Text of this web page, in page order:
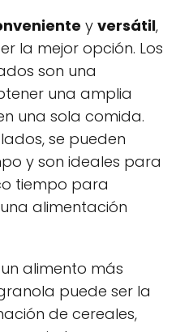
y versátil,
la mejor opción. Los
son una
una amplia
una sola comida.
se pueden
y son ideales para
tiempo para
alimentación
alimento más
puede ser la
de cereales,